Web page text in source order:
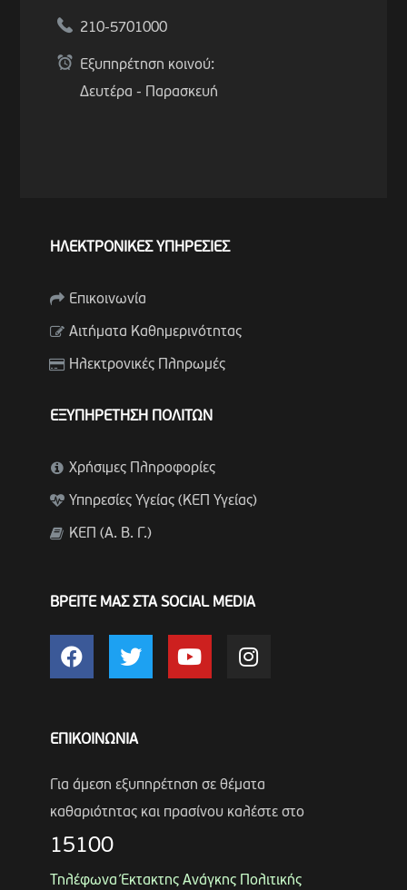
210-5701000
Εξυπηρέτηση κοινού:
Δευτέρα - Παρασκευή
ΗΛΕΚΤΡΟΝΙΚΕΣ ΥΠΗΡΕΣΙΕΣ
Επικοινωνία
Αιτήματα Καθημερινότητας
Ηλεκτρονικές Πληρωμές
ΕΞΥΠΗΡΕΤΗΣΗ ΠΟΛΙΤΩΝ
Χρήσιμες Πληροφορίες
Υπηρεσίες Υγείας (ΚΕΠ Υγείας)
ΚΕΠ (Α. Β. Γ.)
ΒΡΕΙΤΕ ΜΑΣ ΣΤΑ SOCIAL MEDIA
ΕΠΙΚΟΙΝΩΝΙΑ
Για άμεση εξυπηρέτηση σε θέματα
καθαριότητας και πρασίνου καλέστε στο
15100
Τηλέφωνα Έκτακτης Ανάγκης Πολιτικής